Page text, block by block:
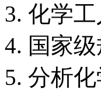
化学
国家
分析化